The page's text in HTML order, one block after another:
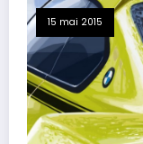
15 mai 2015